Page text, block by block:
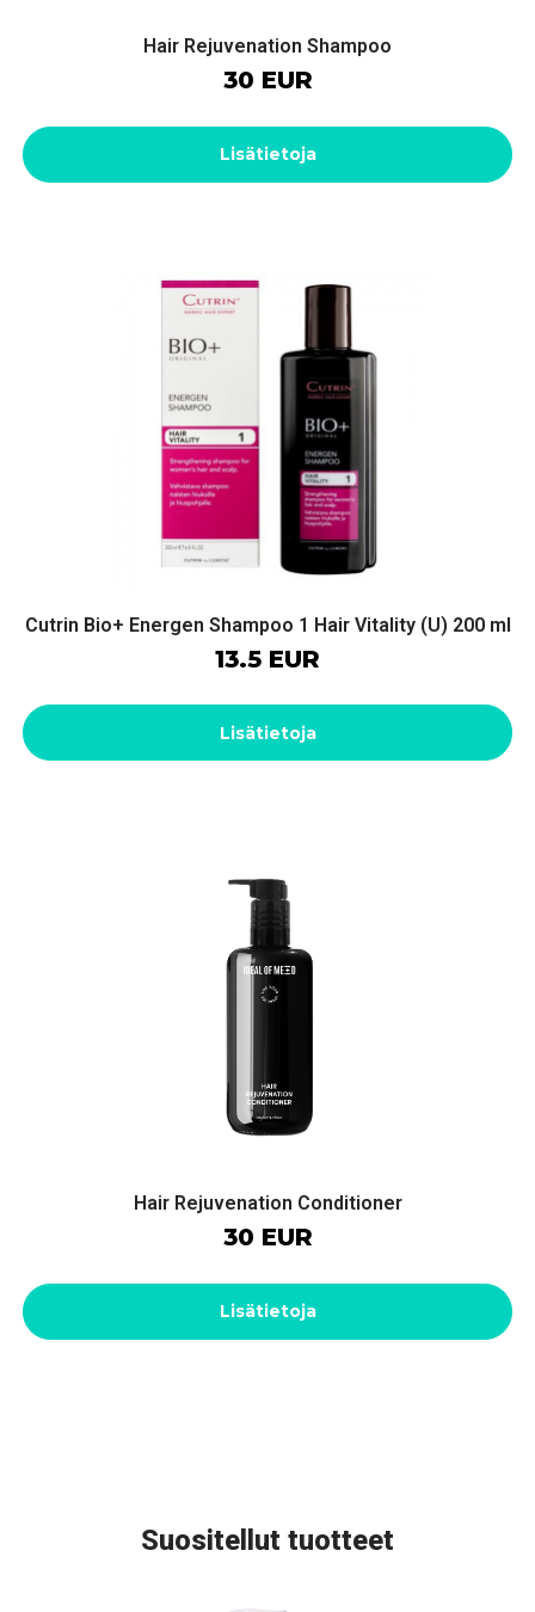
Hair Rejuvenation Shampoo
30 EUR
Lisätietoja
Cutrin Bio+ Energen Shampoo 1 Hair Vitality (U) 200 ml
13.5 EUR
Lisätietoja
Hair Rejuvenation Conditioner
30 EUR
Lisätietoja
Suositellut tuotteet